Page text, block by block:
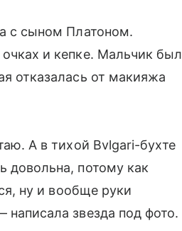
с сыном Платоном.
и кепке. Мальчик был
отказалась от макияжа
А в тихой Bvlgari-бухте
довольна, потому как
ну и вообще руки
звезда под фото.